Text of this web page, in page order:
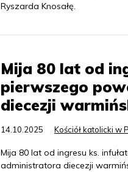
Ryszarda Knosałę.
Mija 80 lat od
pierwszego
diecezji
14.10.2025 Kościół katolicki w
Mija 80 lat od ingresu ks.
administratora diecezji